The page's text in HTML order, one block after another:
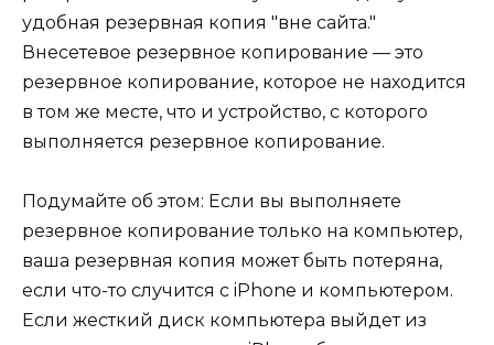
удобная резервная копия "вне сайта."
Внесетевое резервное копирование — это
резервное копирование, которое не находится
в том же месте, что и устройство, с которого
выполняется резервное копирование.
Подумайте об этом: Если вы выполняете
резервное копирование только на компьютер,
ваша резервная копия может быть потеряна,
если что-то случится с iPhone и компьютером.
Если жесткий диск компьютера выйдет из